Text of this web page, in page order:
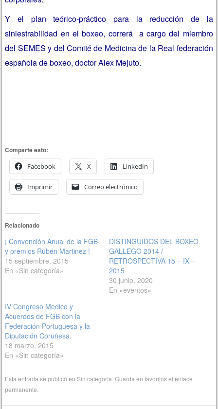
Y el plan teórico-práctico para la reducción de la
siniestrabilidad en el boxeo, correrá a cargo del miembro
del SEMES y del Comité de Medicina de la Real federación
española de boxeo, doctor Alex Mejuto.
Comparte esto:
Facebook
X LinkedIn
Imprimir Correo electrónico
Relacionado
¡ Convención Anual de la FGB
y premios Rubén Martinez !
15 septiembre, 2015
En «Sin categoría»
DISTINGUIDOS DEL BOXEO
GALLEGO 2014 /
RETROSPECTIVA 15 – IX –
2015
30 junio, 2020
En «eventos»
IV Congreso Medico y
Acuerdos de FGB con la
Federación Portuguesa y la
Diputación Coruñesa.
18 marzo, 2015
En «Sin categoría»
Esta entrada se publicó enSin categoría . Guarda en favoritos elenlace
permanente